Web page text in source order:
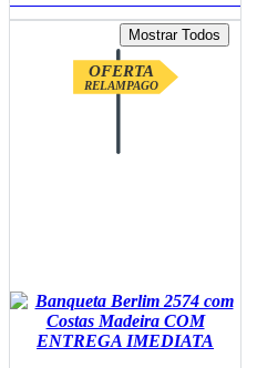
OFERTA
RELAMPAGO